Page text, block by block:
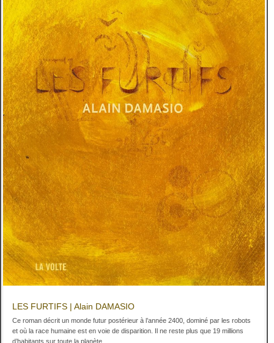
LES FURTIFS | Alain DAMASIO
Ce roman décrit un monde futur postérieur à l’année 2400, dominé par les robots
et où la race humaine est en voie de disparition. Il ne reste plus que 19 millions
d’habitants sur toute la planète.